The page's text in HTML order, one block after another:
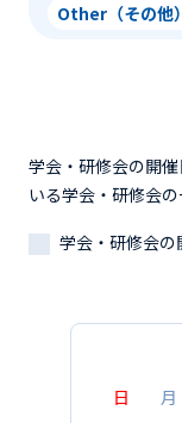
Other（その他）
学会・研修会の開
いる学会・研修会の
学会・研修会の
日
月